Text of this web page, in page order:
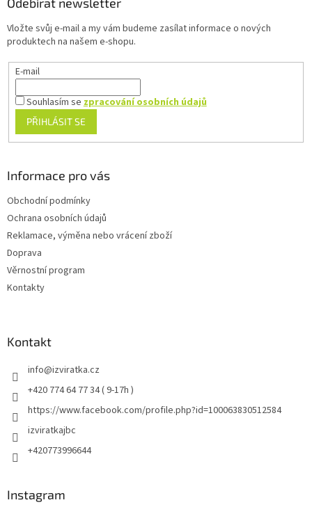
Vložte svůj e-mail a my vám budeme zasílat informace o nových
produktech na našem e-shopu.
E-mail
Souhlasím sezpracování osobních údajů
PŘIHLÁSIT SE
Informace pro vás
Obchodní podmínky
Ochrana osobních údajů
Reklamace, výměna nebo vrácení zboží
Doprava
Věrnostní program
Kontakty
Kontakt
info@izviratka.cz
+420 774 64 77 34 ( 9-17h )
https://www.facebook.com/profile.php?id=100063830512584
izviratkajbc
+420773996644
Instagram